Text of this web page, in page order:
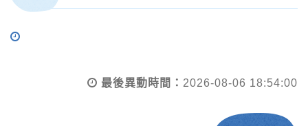
最後異動時間： 2026-08-06 18:54:00